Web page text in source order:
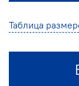
Таблица